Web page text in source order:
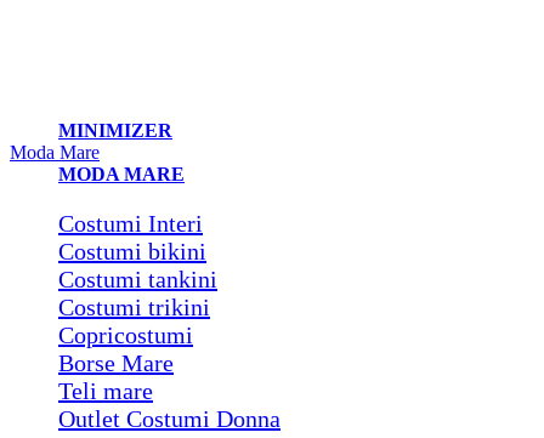
MINIMIZER
Moda Mare
MODA MARE
Costumi Interi
Costumi bikini
Costumi tankini
Costumi trikini
Copricostumi
Borse Mare
Teli mare
Outlet Costumi Donna